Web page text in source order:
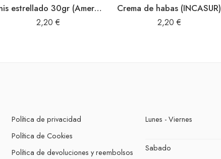
Anis estrellado 30gr (America)
2,20 €
Crema de habas (INCASUR)
2,20 €
Política de privacidad
Política de Cookies
Política de devoluciones y reembolsos
Lunes - Viernes
Sabado